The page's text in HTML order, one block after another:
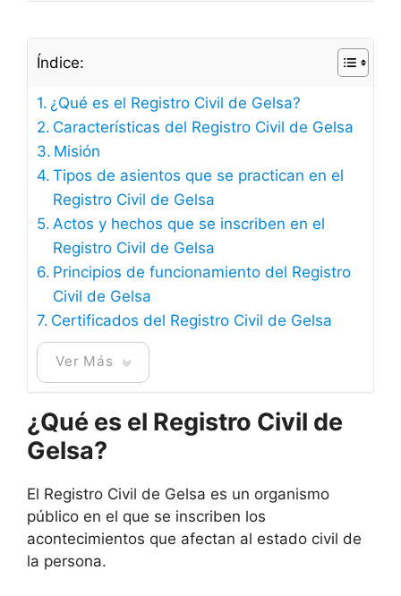
Índice:
¿Qué es el Registro Civil de Gelsa?
Características del Registro Civil de Gelsa
Misión
Tipos de asientos que se practican en el
Registro Civil de Gelsa
Actos y hechos que se inscriben en el
Registro Civil de Gelsa
Principios de funcionamiento del Registro
Civil de Gelsa
Certificados del Registro Civil de Gelsa
Ver Más
¿Qué es el Registro Civil de
Gelsa?
El Registro Civil de Gelsa es un organismo
público en el que se inscriben los
acontecimientos que afectan al estado civil de
la persona.